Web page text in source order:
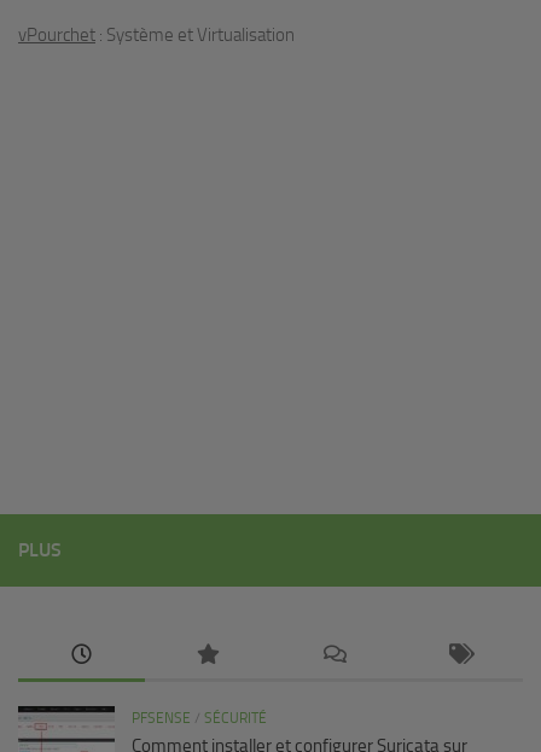
vPourchet : Système et Virtualisation
PLUS
PFSENSE / SÉCURITÉ
Comment installer et configurer Suricata sur